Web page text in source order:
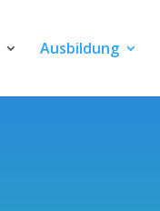
Ausbildung